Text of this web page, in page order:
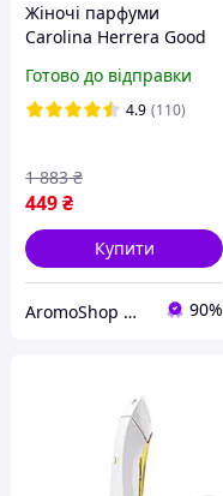
Жіночі парфуми
Carolina Herrera Good
Кароліна Еррера Гуд
Герл) Туфелька
Готово до відправки
4.9 (110)
449₴
1 883 ₴
Купити
AromoShop — интернет-магазин парфюмерии и косметики 90%